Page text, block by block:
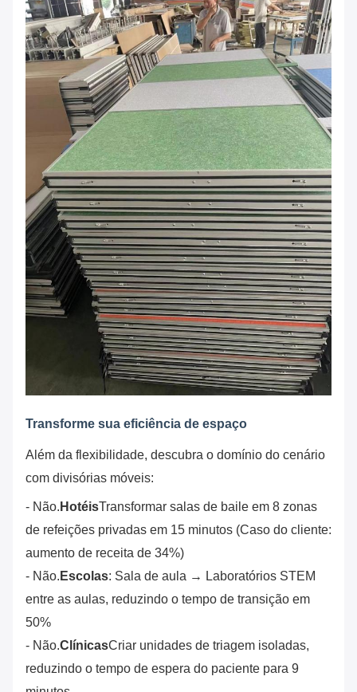
Transforme sua eficiência de espaço
Além da flexibilidade, descubra o domínio do cenário
com divisórias móveis:
- Não. HotéisTransformar salas de baile em 8 zonas
de refeições privadas em 15 minutos (Caso do cliente:
aumento de receita de 34%)
- Não. Escolas: Sala de aula → Laboratórios STEM
entre as aulas, reduzindo o tempo de transição em
50%
- Não.ClínicasCriar unidades de triagem isoladas,
reduzindo o tempo de espera do paciente para 9